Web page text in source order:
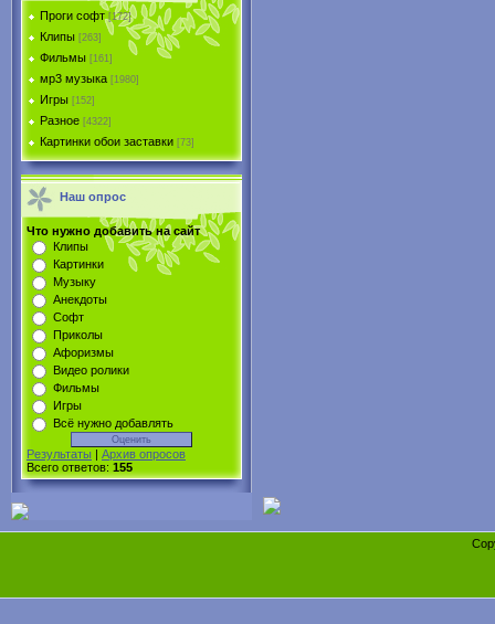
Проги софт [172]
Клипы [263]
Фильмы [161]
мр3 музыка [1980]
Игры [152]
Разное [4322]
Картинки обои заставки [73]
Наш опрос
Что нужно добавить на сайт
Клипы
Картинки
Музыку
Анекдоты
Софт
Приколы
Афоризмы
Видео ролики
Фильмы
Игры
Всё нужно добавлять
Результаты | Архив опросов
Всего ответов: 155